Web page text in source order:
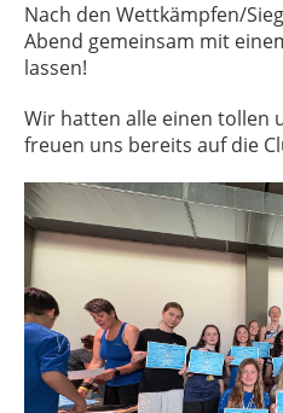
Nach den Wettkämpfen/
Abend gemeinsam mit
lassen!
Wir hatten alle einen tollen
freuen uns bereits auf die